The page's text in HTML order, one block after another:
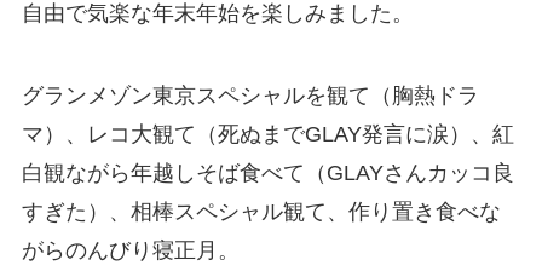
自由で気楽な年末年始を楽しみました。
グランメゾン東京スペシャルを観て（胸熱ドラ
マ）、レコ大観て（死ぬまでGLAY発言に涙）、紅
白観ながら年越しそば食べて（GLAYさんカッコ良
すぎた）、相棒スペシャル観て、作り置き食べな
がらのんびり寝正月。